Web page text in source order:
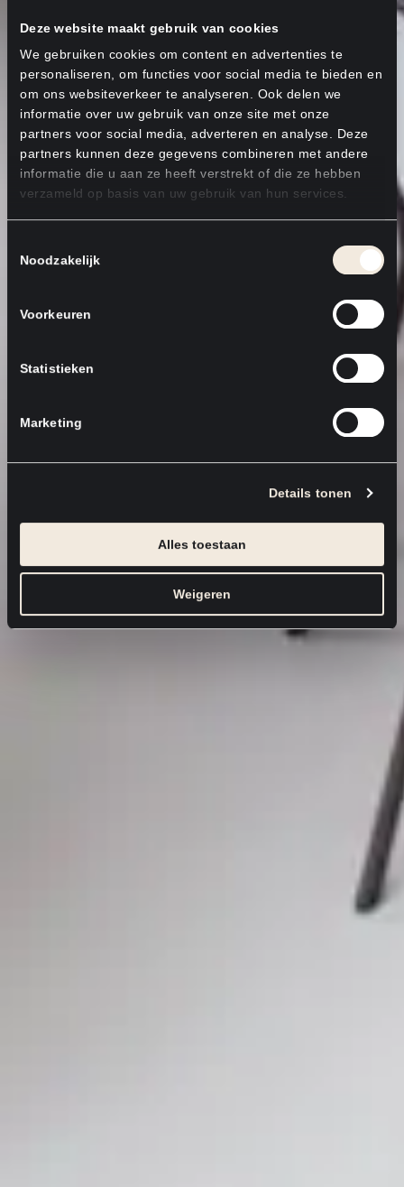
Deze website maakt gebruik van cookies
We gebruiken cookies om content en advertenties te
personaliseren, om functies voor social media te bieden en
om ons websiteverkeer te analyseren. Ook delen we
informatie over uw gebruik van onze site met onze
partners voor social media, adverteren en analyse. Deze
partners kunnen deze gegevens combineren met andere
informatie die u aan ze heeft verstrekt of die ze hebben
verzameld op basis van uw gebruik van hun services.
Noodzakelijk
Voorkeuren
Statistieken
Marketing
Details tonen
Alles toestaan
Weigeren